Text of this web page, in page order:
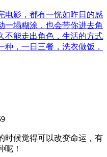
电影，都有一恍如昨日的感
一塌糊涂，也会带你进去角
不能走出角色，生活的方式
，一日三餐，洗衣做饭，
时候觉得可以改变命运，有
呢！